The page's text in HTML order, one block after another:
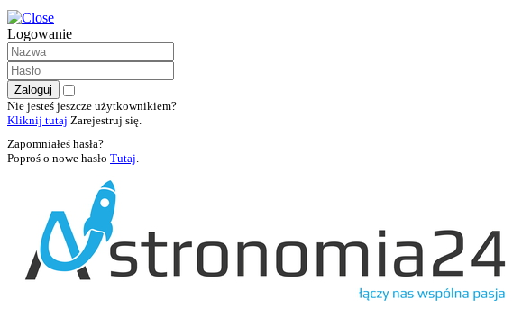
Logowanie
Nie jesteś jeszcze użytkownikiem?
Kliknij tutaj Zarejestruj się.
Zapomniałeś hasła?
Poproś o nowe hasło Tutaj.